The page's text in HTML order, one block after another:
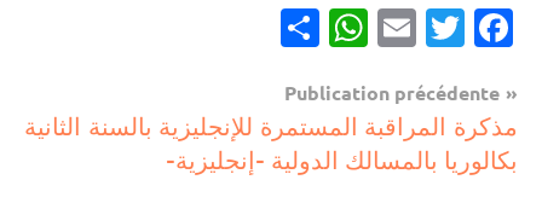
Facebook
Twitter
Email
WhatsApp
مستجدات
تربوية
Navigation
de
l’article
Publication précédente
مذكرة المراقبة المستمرة للإنجليزية بالسنة الثانية
بكالوريا بالمسالك الدولية –إنجليزية-